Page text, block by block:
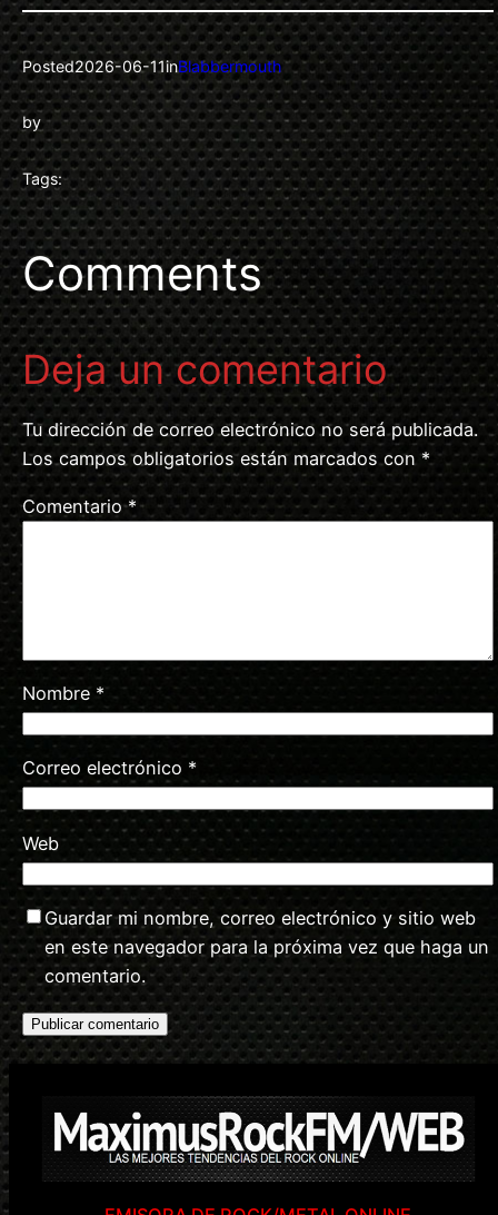
Posted2026-06-11inBlabbermouth
by
Tags:
Comments
Deja un comentario
Tu dirección de correo electrónico no será publicada.
Los campos obligatorios están marcados con *
Comentario*
Nombre *
Correo electrónico *
Web
Guardar mi nombre, correo electrónico y sitio web
en este navegador para la próxima vez que haga un
comentario.